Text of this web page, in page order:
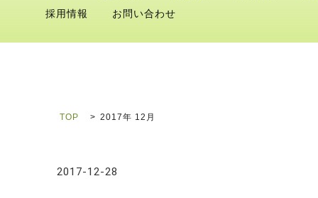
採用情報
お問い合わせ
TOP 2017年 12月
2017-12-28